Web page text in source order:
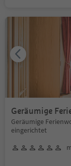
Geräumige
Geräumige
eingerichtet